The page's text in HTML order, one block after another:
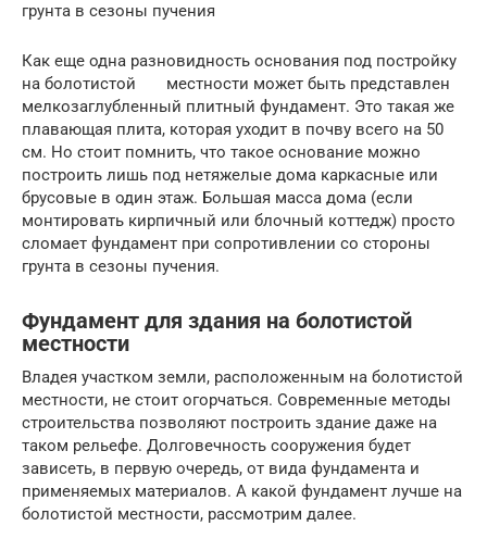
грунта в сезоны пучения
Как еще одна разновидность основания под постройку
на болотистой местности может быть представлен
мелкозаглубленный плитный фундамент. Это такая же
плавающая плита, которая уходит в почву всего на 50
см. Но стоит помнить, что такое основание можно
построить лишь под нетяжелые дома каркасные или
брусовые в один этаж. Большая масса дома (если
монтировать кирпичный или блочный коттедж) просто
сломает фундамент при сопротивлении со стороны
грунта в сезоны пучения.
Фундамент для здания на болотистой
местности
Владея участком земли, расположенным на болотистой
местности, не стоит огорчаться. Современные методы
строительства позволяют построить здание даже на
таком рельефе. Долговечность сооружения будет
зависеть, в первую очередь, от вида фундамента и
применяемых материалов. А какой фундамент лучше на
болотистой местности, рассмотрим далее.